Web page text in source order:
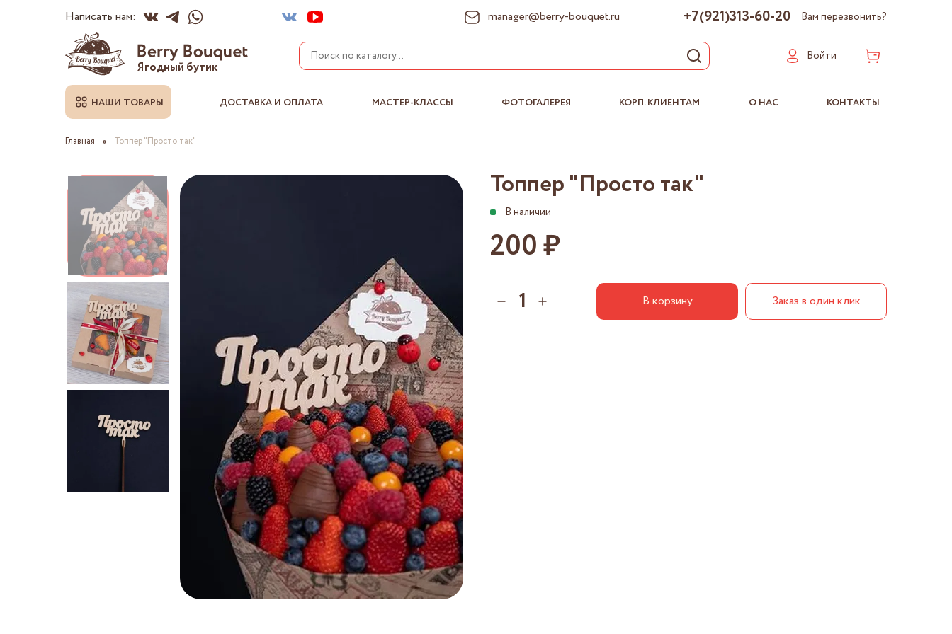
Написать нам: manager@berry-bouquet.ru +7(921)313-60-20 Вам перезвонить?
Ягодный бутик
Войти
НАШИ ТОВАРЫ ДОСТАВКА И ОПЛАТА МАСТЕР-КЛАССЫ ФОТОГАЛЕРЕЯ КОРП. КЛИЕНТАМ О НАС КОНТАКТЫ
Главная Топпер "Просто так"
Топпер "Просто так"
200 ₽
В корзину Заказ в один клик